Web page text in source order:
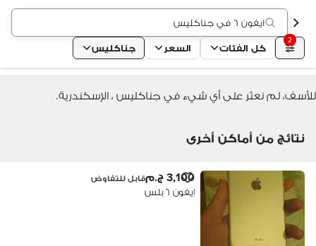
ايفون ٦ في جناكليس
2
كل الفئات السعر جناكليس
للأسف، لم نعثر على أي شيء في جناكليس ، الإسكندرية.
نتائج من أماكن أخرى
3,100 ج.م قابل للتفاوض
ايفون ٦ بلس